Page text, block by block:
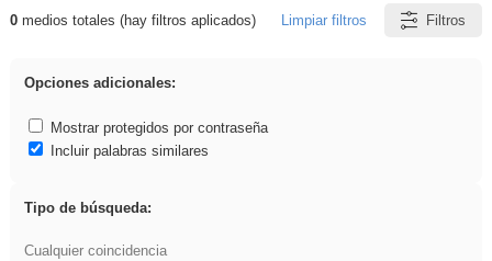
Resultados de: divertidos
0medios totales (hay filtros aplicados) Limpiar filtros Filtros
Opciones adicionales:
Mostrar protegidos por contraseña
Incluir palabras similares
Tipo de búsqueda:
Cualquier coincidencia